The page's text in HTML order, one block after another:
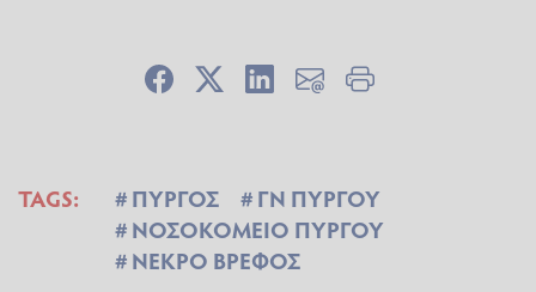
TAGS: ΠΥΡΓΟΣ
ΓΝ ΠΥΡΓΟΥ
ΝΟΣΟΚΟΜΕΙΟ ΠΥΡΓΟΥ
ΝΕΚΡΟ ΒΡΕΦΟΣ